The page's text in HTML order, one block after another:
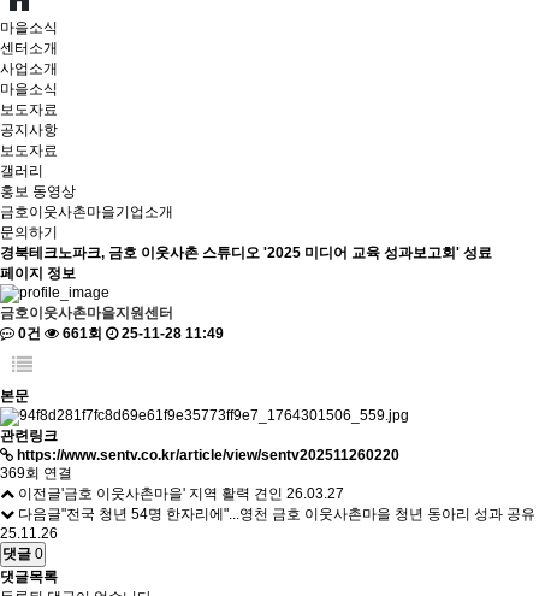
마을소식
센터소개
사업소개
마을소식
보도자료
공지사항
보도자료
갤러리
홍보 동영상
금호이웃사촌마을기업소개
문의하기
경북테크노파크, 금호 이웃사촌 스튜디오 '2025 미디어 교육 성과보고회' 성료
페이지 정보
금호이웃사촌마을지원센터
0건
661회 25-11-28 11:49
본문
관련링크
https://www.sentv.co.kr/article/view/sentv202511260220
369회 연결
이전글'금호 이웃사촌마을' 지역 활력 견인 26.03.27
다음글"전국 청년 54명 한자리에"...영천 금호 이웃사촌마을 청년 동아리 성과 공유
25.11.26
댓글 0
댓글목록